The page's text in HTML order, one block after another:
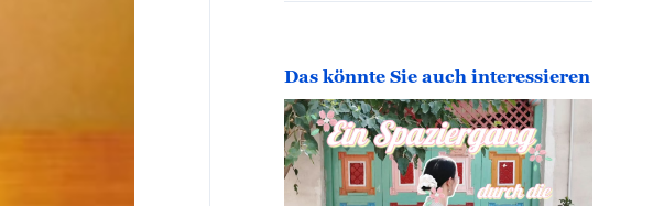
Das könnte Sie auch interessieren